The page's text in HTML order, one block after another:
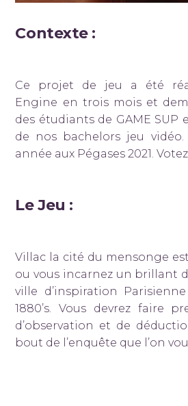
Contexte :
Ce projet de jeu a été
Engine en trois mois et
des étudiants de GAME SUP
de nos bachelors jeu
année aux Pégases 2021.
Le Jeu :
Villac la cité du mensonge
ou vous incarnez un brillant
ville d’inspiration
1880’s. Vous devrez faire
d’observation et de
bout de l’enquête que l’on